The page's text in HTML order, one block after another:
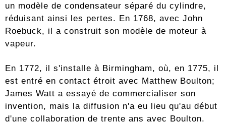
un modèle de condensateur séparé du cylindre,
réduisant ainsi les pertes. En 1768, avec John
Roebuck, il a construit son modèle de moteur à
vapeur.
En 1772, il s'installe à Birmingham, où, en 1775, il
est entré en contact étroit avec Matthew Boulton;
James Watt a essayé de commercialiser son
invention, mais la diffusion n'a eu lieu qu'au début
d'une collaboration de trente ans avec Boulton.